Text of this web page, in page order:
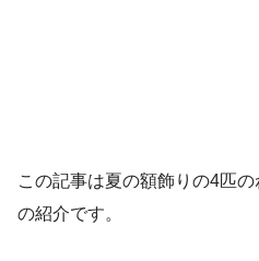
この記事は夏の額飾りの4匹
の紹介です。